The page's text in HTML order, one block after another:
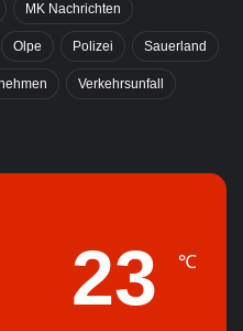
MK Nachrichten
Olpe Polizei Sauerland
Verkehrsunfall
23 ℃